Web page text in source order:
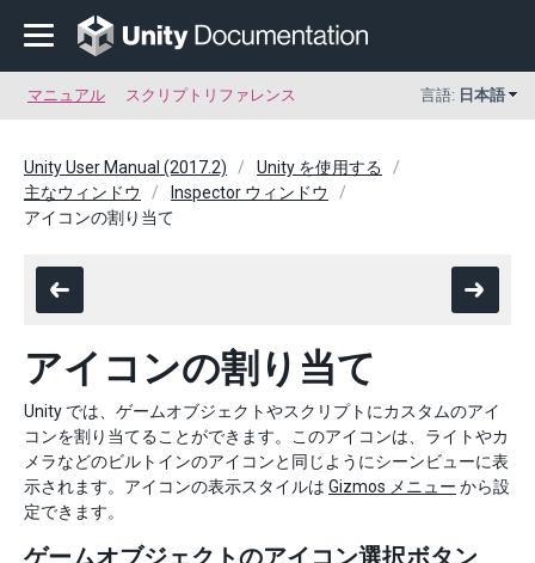
マニュアル スクリプトリファレンス 言語: 日本語
Unity User Manual (2017.2)
Unity を使用する
主なウィンドウ
Inspector ウィンドウ
アイコンの割り当て
アイコンの割り当て
Unity では、ゲームオブジェクトやスクリプトにカスタムのアイ
コンを割り当てることができます。このアイコンは、ライトやカ
メラなどのビルトインのアイコンと同じようにシーンビューに表
示されます。アイコンの表示スタイルは Gizmos メニュー から設
定できます。
ゲームオブジェクトのアイコン選択ボタン